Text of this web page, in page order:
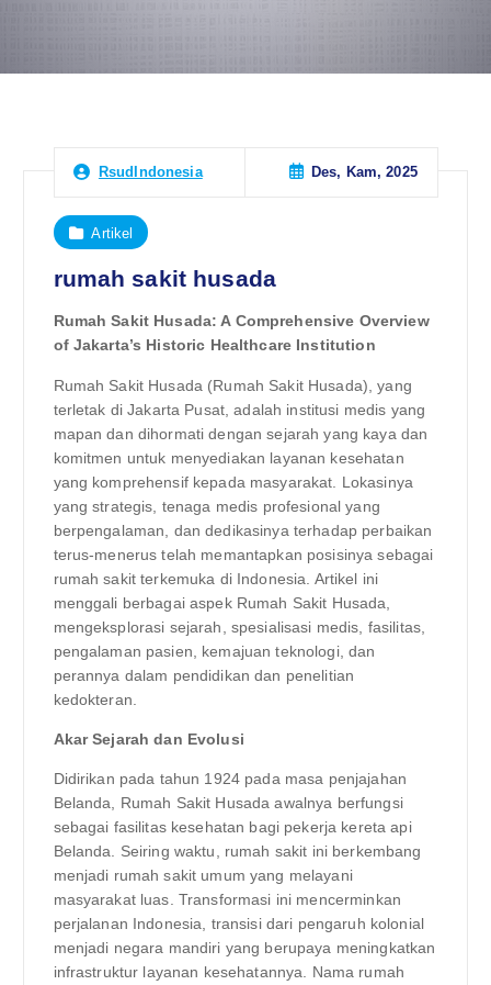
RsudIndonesia Des, Kam, 2025
Artikel
rumah sakit husada
Rumah Sakit Husada: A Comprehensive Overview
of Jakarta’s Historic Healthcare Institution
Rumah Sakit Husada (Rumah Sakit Husada), yang
terletak di Jakarta Pusat, adalah institusi medis yang
mapan dan dihormati dengan sejarah yang kaya dan
komitmen untuk menyediakan layanan kesehatan
yang komprehensif kepada masyarakat. Lokasinya
yang strategis, tenaga medis profesional yang
berpengalaman, dan dedikasinya terhadap perbaikan
terus-menerus telah memantapkan posisinya sebagai
rumah sakit terkemuka di Indonesia. Artikel ini
menggali berbagai aspek Rumah Sakit Husada,
mengeksplorasi sejarah, spesialisasi medis, fasilitas,
pengalaman pasien, kemajuan teknologi, dan
perannya dalam pendidikan dan penelitian
kedokteran.
Akar Sejarah dan Evolusi
Didirikan pada tahun 1924 pada masa penjajahan
Belanda, Rumah Sakit Husada awalnya berfungsi
sebagai fasilitas kesehatan bagi pekerja kereta api
Belanda. Seiring waktu, rumah sakit ini berkembang
menjadi rumah sakit umum yang melayani
masyarakat luas. Transformasi ini mencerminkan
perjalanan Indonesia, transisi dari pengaruh kolonial
menjadi negara mandiri yang berupaya meningkatkan
infrastruktur layanan kesehatannya. Nama rumah